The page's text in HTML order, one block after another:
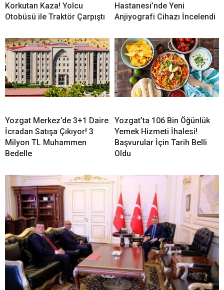
Korkutan Kaza! Yolcu
Otobüsü ile Traktör Çarpıştı
Hastanesi’nde Yeni
Anjiyografi Cihazı İncelendi
Yozgat Merkez’de 3+1 Daire
İcradan Satışa Çıkıyor! 3
Milyon TL Muhammen
Bedelle
Yozgat’ta 106 Bin Öğünlük
Yemek Hizmeti İhalesi!
Başvurular İçin Tarih Belli
Oldu